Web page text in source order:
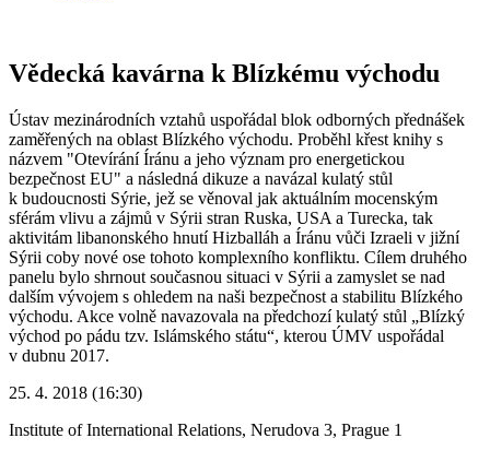
Vědecká kavárna k Blízkému východu
Ústav mezinárodních vztahů uspořádal blok odborných přednášek
zaměřených na oblast Blízkého východu. Proběhl křest knihy s
názvem "Otevírání Íránu a jeho význam pro energetickou
bezpečnost EU" a následná dikuze a navázal kulatý stůl
k budoucnosti Sýrie, jež se věnoval jak aktuálním mocenským
sférám vlivu a zájmů v Sýrii stran Ruska, USA a Turecka, tak
aktivitám libanonského hnutí Hizballáh a Íránu vůči Izraeli v jižní
Sýrii coby nové ose tohoto komplexního konfliktu. Cílem druhého
panelu bylo shrnout současnou situaci v Sýrii a zamyslet se nad
dalším vývojem s ohledem na naši bezpečnost a stabilitu Blízkého
východu. Akce volně navazovala na předchozí kulatý stůl „Blízký
východ po pádu tzv. Islámského státu“, kterou ÚMV uspořádal
v dubnu 2017.
25. 4. 2018 (16:30)
Institute of International Relations, Nerudova 3, Prague 1